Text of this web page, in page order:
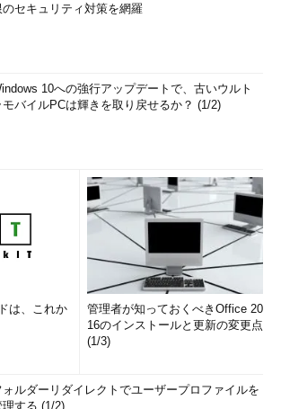
のセキュリティ対策を網羅
10への強行アップデートで、古いウルト
モバイルPCは輝きを取り戻せるか？ (1/2)
は、これか
管理者が知っておくべきOffice 20
16のインストールと更新の変更点
(1/3)
ォルダーリダイレクトでユーザープロファイルを
理する (1/2)